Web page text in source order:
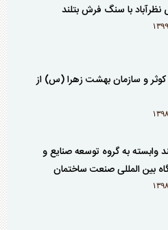
نظرآباد با سنگ فرش بتلند
کوثر و سازمان بهشت زهرا (س) از
وابسته به گروه توسعه صنایع و
بین المللی صنعت ساختمان